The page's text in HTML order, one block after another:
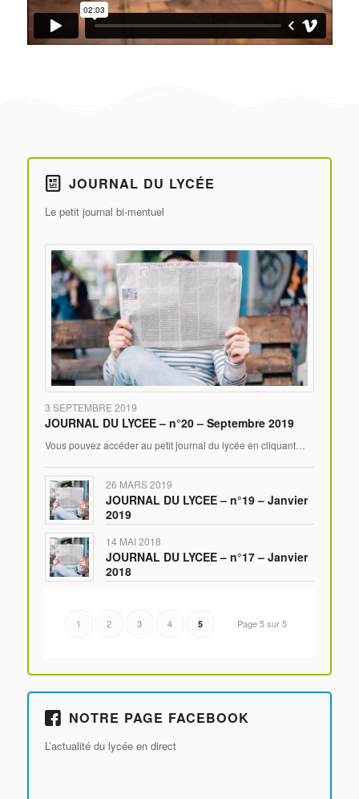
JOURNAL DU LYCÉE
Le petit journal bi-mentuel
3 SEPTEMBRE 2019
JOURNAL DU LYCEE – n°20 – Septembre 2019
Vous pouvez accéder au petit journal du lycée en cliquant…
26 MARS 2019
JOURNAL DU LYCEE – n°19 – Janvier
2019
14 MAI 2018
JOURNAL DU LYCEE – n°17 – Janvier
2018
Page 5 sur 5
1 2 3 4 5
NOTRE PAGE FACEBOOK
L’actualité du lycée en direct